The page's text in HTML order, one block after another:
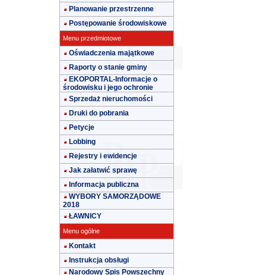
Planowanie przestrzenne
Postępowanie środowiskowe
Menu przedmiotowe
Oświadczenia majątkowe
Raporty o stanie gminy
EKOPORTAL-Informacje o
środowisku i jego ochronie
Sprzedaż nieruchomości
Druki do pobrania
Petycje
Lobbing
Rejestry i ewidencje
Jak załatwić sprawę
Informacja publiczna
WYBORY SAMORZĄDOWE
2018
ŁAWNICY
Menu ogólne
Kontakt
Instrukcja obsługi
Narodowy Spis Powszechny